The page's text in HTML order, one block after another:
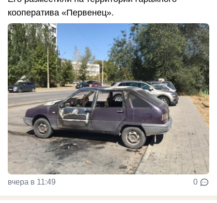
кооператива «Первенец».
вчера в 11:49 0